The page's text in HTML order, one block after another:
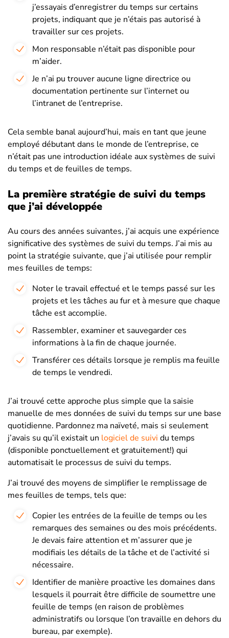
j’essayais d’enregistrer du temps sur certains
projets, indiquant que je n’étais pas autorisé à
travailler sur ces projets.
Mon responsable n’était pas disponible pour
m’aider.
Je n’ai pu trouver aucune ligne directrice ou
documentation pertinente sur l’internet ou
l’intranet de l’entreprise.
Cela semble banal aujourd’hui, mais en tant que jeune
employé débutant dans le monde de l’entreprise, ce
n’était pas une introduction idéale aux systèmes de suivi
du temps et de feuilles de temps.
La première stratégie de suivi du temps
que j’ai développée
Au cours des années suivantes, j’ai acquis une expérience
significative des systèmes de suivi du temps. J’ai mis au
point la stratégie suivante, que j’ai utilisée pour remplir
mes feuilles de temps:
Noter le travail effectué et le temps passé sur les
projets et les tâches au fur et à mesure que chaque
tâche est accomplie.
Rassembler, examiner et sauvegarder ces
informations à la fin de chaque journée.
Transférer ces détails lorsque je remplis ma feuille
de temps le vendredi.
J’ai trouvé cette approche plus simple que la saisie
manuelle de mes données de suivi du temps sur une base
quotidienne. Pardonnez ma naïveté, mais si seulement
j’avais su qu’il existait un logiciel de suivi du temps
(disponible ponctuellement et gratuitement!) qui
automatisait le processus de suivi du temps.
J’ai trouvé des moyens de simplifier le remplissage de
mes feuilles de temps, tels que:
Copier les entrées de la feuille de temps ou les
remarques des semaines ou des mois précédents.
Je devais faire attention et m’assurer que je
modifiais les détails de la tâche et de l’activité si
nécessaire.
Identifier de manière proactive les domaines dans
lesquels il pourrait être difficile de soumettre une
feuille de temps (en raison de problèmes
administratifs ou lorsque l’on travaille en dehors du
bureau, par exemple).